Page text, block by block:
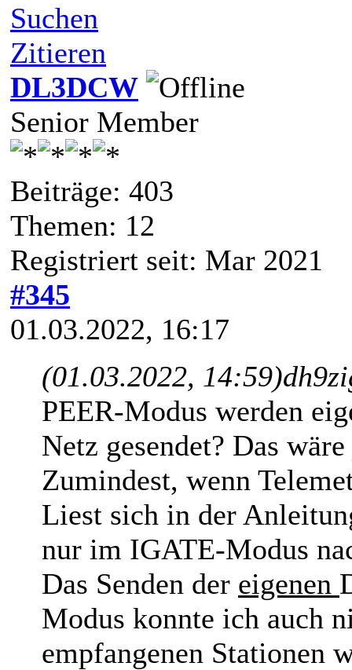
Suchen
Zitieren
DL3DCW
Senior Member
Beiträge: 403
Themen: 12
Registriert seit: Mar 2021
#345
01.03.2022, 16:17
(01.03.2022, 14:59)
PEER-Modus werden
Netz gesendet? Das
Zumindest, wenn
Liest sich in der
nur im IGATE-Modus
Das Senden der eigenen
Modus konnte ich auch
empfangenen Stationen